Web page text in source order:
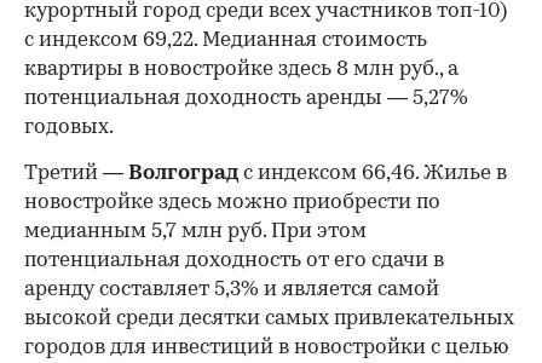
курортный город среди всех участников топ-10)
с индексом 69,22. Медианная стоимость
квартиры в новостройке здесь 8 млн руб., а
потенциальная доходность аренды — 5,27%
годовых.
Третий — Волгоград с индексом 66,46. Жилье в
новостройке здесь можно приобрести по
медианным 5,7 млн руб. При этом
потенциальная доходность от его сдачи в
аренду составляет 5,3% и является самой
высокой среди десятки самых привлекательных
городов для инвестиций в новостройки с целью